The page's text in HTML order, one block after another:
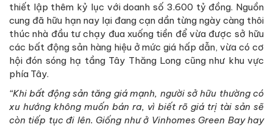
thiết lập thêm kỷ lục với doanh số 3.600 tỷ đồng. Nguồn
cung đã hữu hạn nay lại đang cạn dần từng ngày càng thôi
thúc nhà đầu tư chạy đua xuống tiền để vừa được sở hữu
các bất động sản hàng hiệu ở mức giá hấp dẫn, vừa có cơ
hội đón sóng hạ tầng Tây Thăng Long cũng như khu vực
phía Tây.
“Khi bất động sản tăng giá mạnh, người sở hữu thường có
xu hướng không muốn bán ra, vì biết rõ giá trị tài sản sẽ
còn tiếp tục đi lên. Giống như ở Vinhomes Green Bay hay